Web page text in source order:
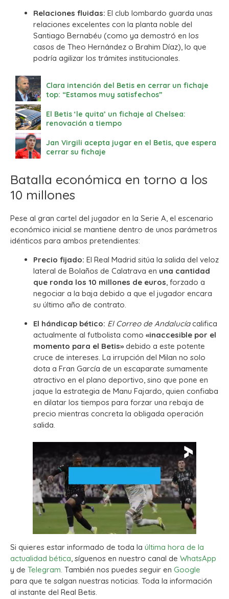
Relaciones fluidas: El club lombardo guarda unas
relaciones excelentes con la planta noble del
Santiago Bernabéu (como ya demostró en los
casos de Theo Hernández o Brahim Díaz), lo que
podría agilizar los trámites institucionales.
Clara intención del Betis en cerrar un fichaje
top: “Estamos muy satisfechos”
El Betis ‘le quita’ un fichaje al Chelsea:
renovación a tiempo
Jan Virgili acepta jugar en el Betis, que espera
cerrar su fichaje
Batalla económica en torno a los
10 millones
Pese al gran cartel del jugador en la Serie A, el escenario
económico inicial se mantiene dentro de unos parámetros
idénticos para ambos pretendientes:
Precio fijado: El Real Madrid sitúa la salida del veloz
lateral de Bolaños de Calatrava en una cantidad
que ronda los 10 millones de euros , forzado a
negociar a la baja debido a que el jugador encara
su último año de contrato.
El hándicap bético: El Correo de Andalucíacalifica
actualmente al futbolista como «inaccesible por el
momento para el Betis» debido a este potente
cruce de intereses. La irrupción del Milan no solo
dota a Fran García de un escaparate sumamente
atractivo en el plano deportivo, sino que pone en
jaque la estrategia de Manu Fajardo, quien confiaba
en dilatar los tiempos para forzar una rebaja de
precio mientras concreta la obligada operación
salida.
Si quieres estar informado de toda la última hora de la
actualidad bética, síguenos en nuestro canal de WhatsApp
y de Telegram. También nos puedes seguir en Google
para que te salgan nuestras noticias. Toda la información
al instante del Real Betis.